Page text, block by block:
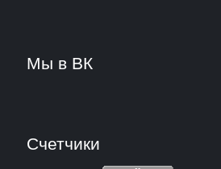
Мы в ВК
Счетчики